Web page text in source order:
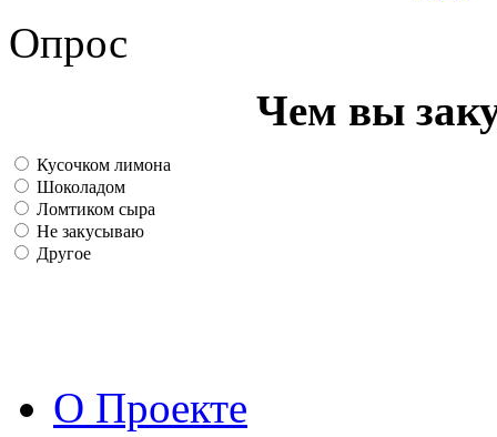
Опрос
Чем вы
Кусочком лимона
Шоколадом
Ломтиком сыра
Не закусываю
Другое
О Проекте